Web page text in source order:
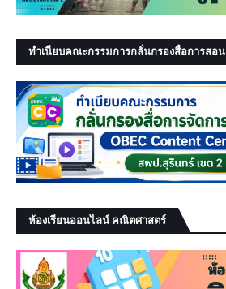
ทำเนียบคณะกรรมการกลั่นกรองสื่อการสอน
ห้องเรียนออนไลน์ คณิตศาสตร์